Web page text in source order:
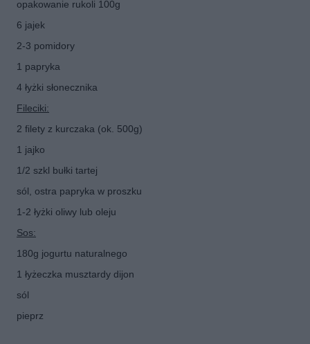
opakowanie rukoli 100g
6 jajek
2-3 pomidory
1 papryka
4 łyżki słonecznika
Fileciki:
2 filety z kurczaka (ok. 500g)
1 jajko
1/2 szkl bułki tartej
sól, ostra papryka w proszku
1-2 łyżki oliwy lub oleju
Sos:
180g jogurtu naturalnego
1 łyżeczka musztardy dijon
sól
pieprz